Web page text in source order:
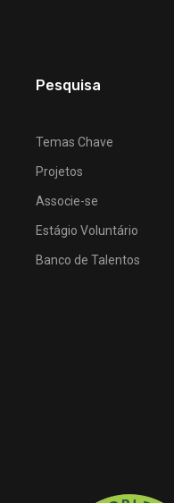
Pesquisa
Temas Chave
Projetos
Associe-se
Estágio Voluntário
Banco de Talentos